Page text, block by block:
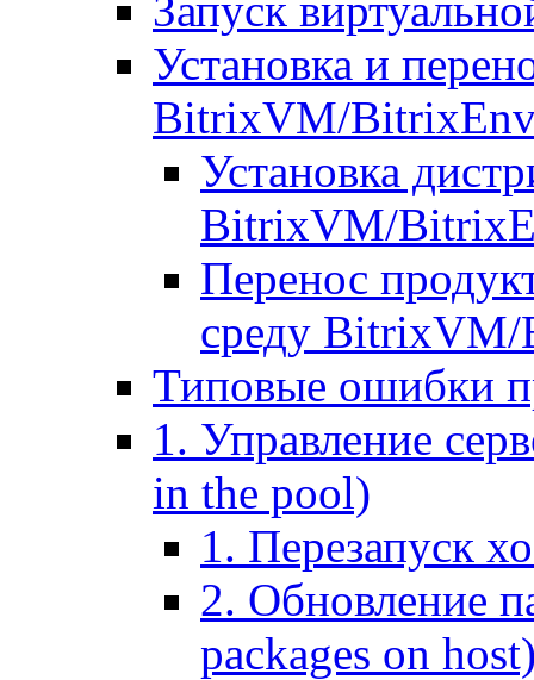
Установка и
BitrixVM/
Установка
BitrixVM/
Перенос
среду
Типовые ошибки
1. Управление
in the pool)
1. Перезапуск
2. Обновление
packages on